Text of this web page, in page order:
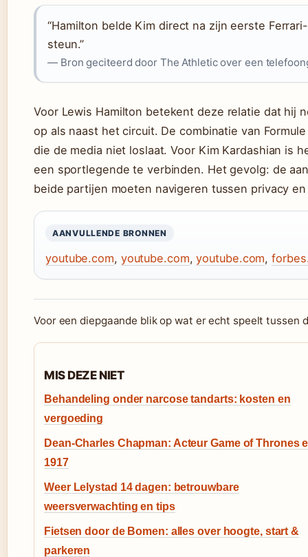
“Hamilton belde Kim direct na zijn eerste
steun.”
— Bron geciteerd door The Athletic over een
Voor Lewis Hamilton betekent deze relatie dat hij
op als naast het circuit. De combinatie van
die de media niet loslaat. Voor Kim Kardashian is
een sportlegende te verbinden. Het gevolg: de
beide partijen moeten navigeren tussen privacy
AANVULLENDE BRONNEN
youtube.com, youtube.com,youtube.com,
Voor een diepgaande blik op wat er echt speelt tussen
MIS DEZE NIET
Behandeling onder narcose tandarts: kosten en
vergoeding
Dean-Charles Chapman: Acteur Game of Thrones
1917
Weer Lelystad 14 dagen: betrouwbare
weersverwachting en tips
Fietsen door de Bomen: alles over hoogte, start &
parkeren